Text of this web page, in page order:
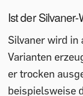
Ist der
Silvaner wird in
Varianten
er trocken
beispielsweise